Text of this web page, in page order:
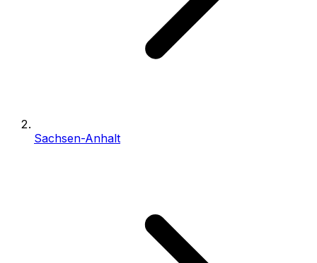
Sachsen-Anhalt